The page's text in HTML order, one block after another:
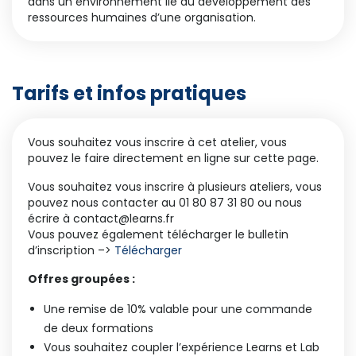
ressources humaines d’une organisation.
Tarifs et infos pratiques
Vous souhaitez vous inscrire à cet atelier, vous
pouvez le faire directement en ligne sur cette page.
Vous souhaitez vous inscrire à plusieurs ateliers, vous
pouvez nous contacter au 01 80 87 31 80 ou nous
écrire à contact@learns.fr
Vous pouvez également télécharger le bulletin
d’inscription –> Télécharger
Offres groupées :
Une remise de 10% valable pour une commande
de deux formations
Vous souhaitez coupler l’expérience Learns et Lab